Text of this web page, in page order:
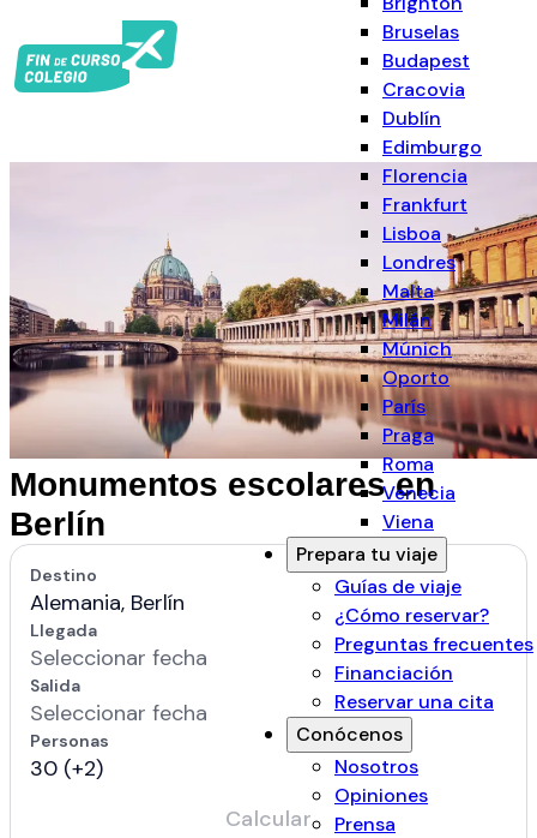
Bruselas
Budapest
Cracovia
Dublín
Edimburgo
Florencia
Frankfurt
Lisboa
Londres
Malta
Milán
Múnich
Oporto
París
Praga
Roma
Venecia
Viena
Prepara tu viaje
Guías de viaje
¿Cómo reservar?
Preguntas frecuentes
Financiación
Reservar una cita
Conócenos
Nosotros
Opiniones
Prensa
Monumentos escolares en
Berlín